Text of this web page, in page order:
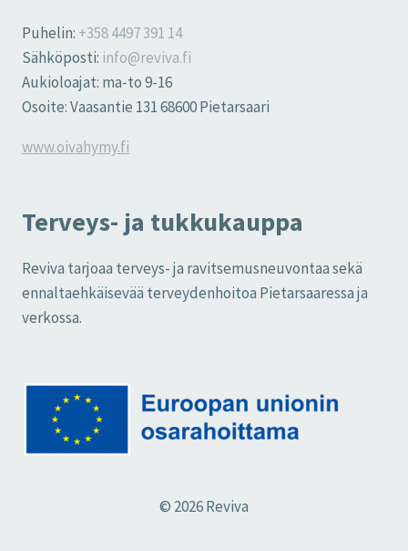
Puhelin: +358 4497 391 14
Sähköposti: info@reviva.fi
Aukioloajat: ma-to 9-16
Osoite: Vaasantie 131 68600 Pietarsaari
www.oivahymy.fi
Terveys- ja tukkukauppa
Reviva tarjoaa terveys- ja ravitsemusneuvontaa sekä
ennaltaehkäisevää terveydenhoitoa Pietarsaaressa ja
verkossa.
© 2026 Reviva